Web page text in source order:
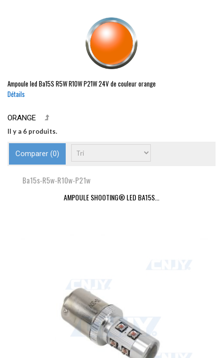
Ampoule ledBa15S R5WR10WP21W24V de couleur orange
Détails
ORANGE
Il y a 6 produits.
Comparer (0)
Ba15s-R5w-R10w-P21w
AMPOULE SHOOTING® LED BA15S...